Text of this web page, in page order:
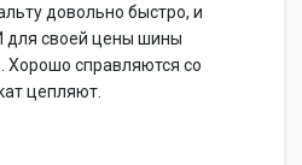
довольно быстро, и
для своей цены шины
Хорошо справляются со
цепляют.